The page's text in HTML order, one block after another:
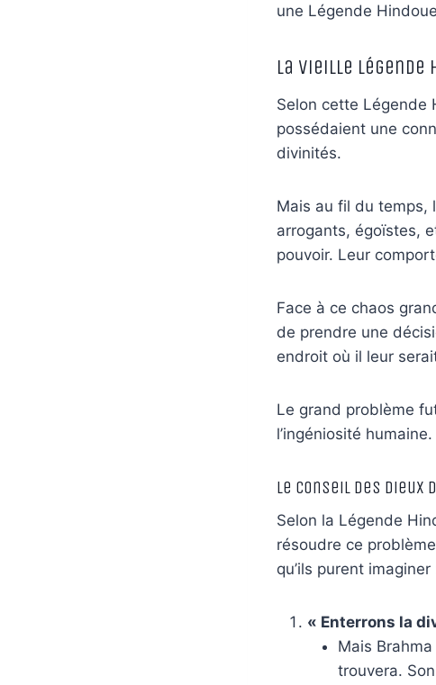
une Légende
La Vieille Légende
Selon cette Légende
possédaient une
divinités.
Mais au fil du temps,
arrogants, égoïstes,
pouvoir. Leur
Face à ce chaos
de prendre une
endroit où il leur
Le grand problème
l’ingéniosité humaine.
Le Conseil des Dieux
Selon la Légende
résoudre ce
qu’ils purent imaginer
« Enterrons la
Mais
trouvera.